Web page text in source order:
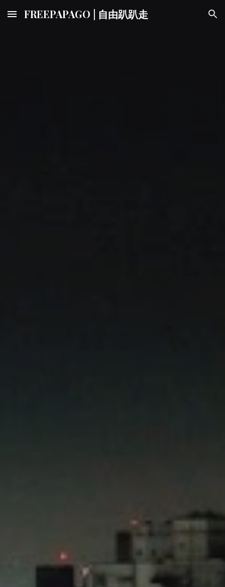
Skip to main content Skip to navigation
FREEPAPAGO | 自由趴趴走